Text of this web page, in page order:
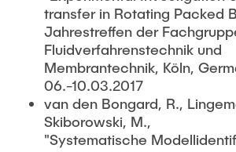
transfer in Rotating Packed
Jahrestreffen der
Fluidverfahrenstechnik und
Membrantechnik, Köln,
06.-10.03.2017
van den Bongard, R.,
Skiborowski, M.,
"Systematische